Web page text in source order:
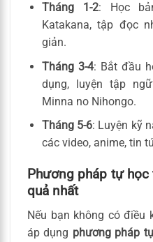
Tháng 1-2: Học
Katakana, tập đọc
giản.
Tháng 3-4: Bắt đầu
dụng, luyện tập
Minna no Nihongo.
Tháng 5-6: Luyện kỹ
các video, anime, tin
Phương pháp tự
quả nhất
Nếu bạn không có điều
áp dụng phương pháp